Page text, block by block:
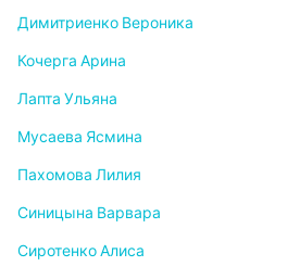
Димитриенко Вероника
Кочерга Арина
Лапта Ульяна
Мусаева Ясмина
Пахомова Лилия
Синицына Варвара
Сиротенко Алиса